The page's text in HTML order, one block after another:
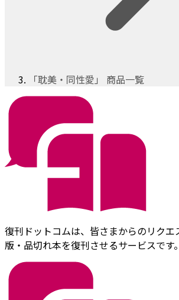
「耽美・同性愛」 商品一覧
復刊ドットコムは、皆さまからのリクエ
版・品切れ本を復刊させるサービスです。